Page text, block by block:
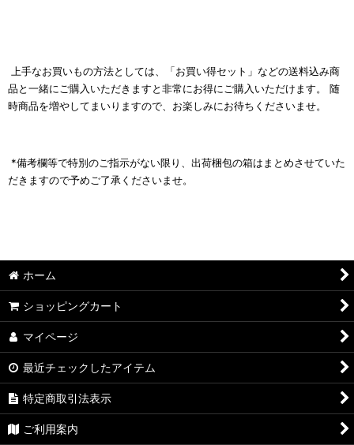
上手なお買いもの方法としては、「お買い得セット」などの送料込み商
品と一緒にご購入いただきますと非常にお得にご購入いただけます。 随
時商品を増やしてまいりますので、お楽しみにお待ちくださいませ。
*備考欄等で特別のご指示がない限り、出荷梱包の箱はまとめさせていた
だきますので予めご了承くださいませ。
ホーム
ショッピングカート
マイページ
最近チェックしたアイテム
特定商取引法表示
ご利用案内